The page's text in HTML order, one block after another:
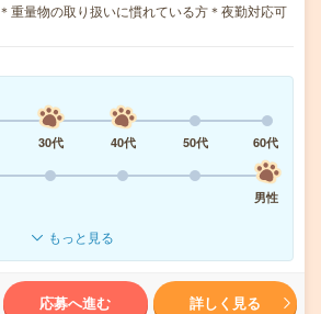
重量物の取り扱いに慣れている方＊夜勤対応可
30代 40代 50代
60代
男性
もっと見る
応募へ進む 詳しく見る